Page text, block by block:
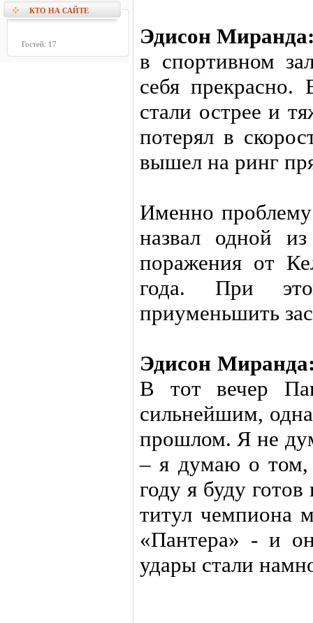
КТО НА САЙТЕ
Гостей: 17
Эдисон
в спортивном
себя
стали острее и
потерял в
вышел на ринг
Именно
назвал одной
поражения от
года. При
приуменьшить
Эдисон
В тот вечер
сильнейшим,
прошлом. Я не
– я думаю о том,
году я буду
титул чемпиона
«Пантера» - и
удары стали